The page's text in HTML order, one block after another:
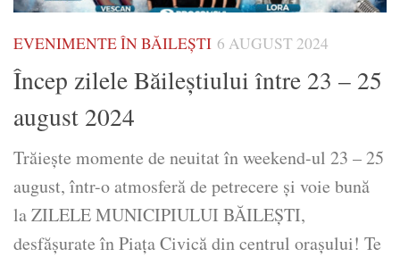
EVENIMENTE ÎN BĂILEȘTI 6 AUGUST 2024
Încep zilele Băileștiului între 23 – 25
august 2024
Trăiește momente de neuitat în weekend-ul 23 – 25
august, într-o atmosferă de petrecere și voie bună
la ZILELE MUNICIPIULUI BĂILEȘTI,
desfășurate în Piața Civică din centrul orașului! Te